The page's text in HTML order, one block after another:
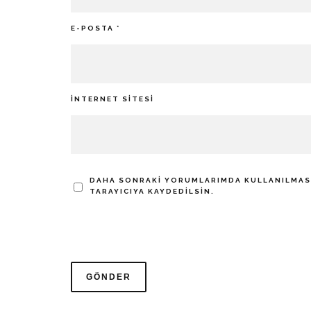
E-POSTA *
İNTERNET SITESI
DAHA SONRAKI YORUMLARIMDA
TARAYICIYA KAYDEDILSIN.